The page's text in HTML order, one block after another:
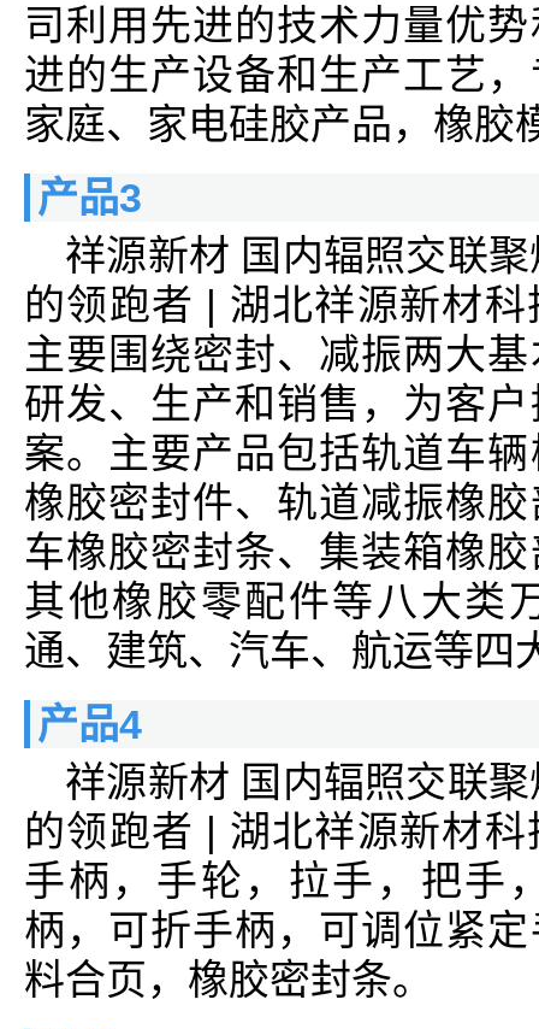
司利用先进的技术力量优
进的生产设备和生产工艺
家庭、家电硅胶产品，橡胶
产品3
祥源新材 国内辐照交联
的领跑者 | 湖北祥源新材
主要围绕密封、减振两大
研发、生产和销售，为客
案。主要产品包括轨道车
橡胶密封件、轨道减振橡
车橡胶密封条、集装箱橡
其他橡胶零配件等八大类
通、建筑、汽车、航运等四
产品4
祥源新材 国内辐照交联
的领跑者 | 湖北祥源新材
手柄，手轮，拉手，把手
柄，可折手柄，可调位紧
料合页，橡胶密封条。